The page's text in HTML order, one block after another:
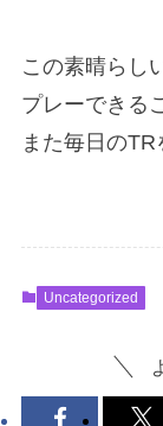
この素晴らし
プレーできる
また毎日のTR
Uncategorized